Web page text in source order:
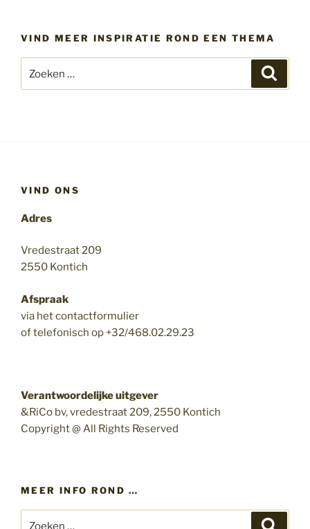
ook
al
je
!”
VIND MEER INSPIRATIE ROND EEN THEMA
naar:
VIND ONS
Adres
Vredestraat 209
2550 Kontich
Afspraak
via het contactformulier
of telefonisch op +32/468.02.29.23
Verantwoordelijke uitgever
&RiCo bv, vredestraat 209, 2550 Kontich
Copyright @ All Rights Reserved
MEER INFO ROND …